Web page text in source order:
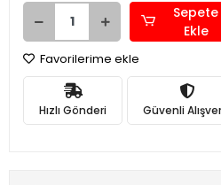
Sepete
Ekle
Favorilerime ekle
Hızlı Gönderi Güvenli